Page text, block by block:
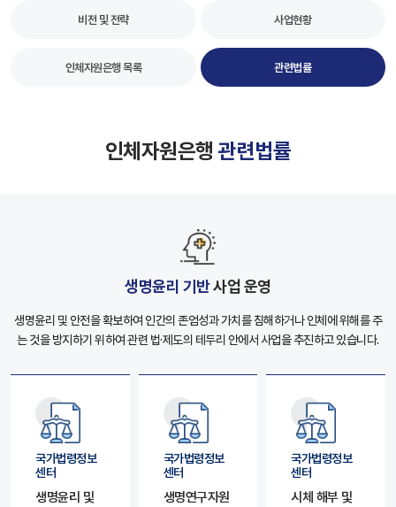
비전 및 전략 사업현황
인체자원은행 목록 관련법률
인체자원은행관련법률
생명윤리 기반사업 운영
생명윤리 및 안전을 확보하여 인간의 존엄성과 가치를 침해하거나 인체에 위해를 주
는 것을방지하기 위하여 관련 법·제도의 테두리 안에서 사업을 추진하고 있습니다.
국가법령정보
센터
생명윤리 및
국가법령정보
센터
생명연구자원
국가법령정보
센터
시체 해부 및